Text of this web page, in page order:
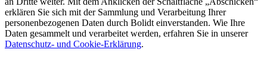
erklären Sie sich mit der Sammlung und Verarbeitung Ihrer
personenbezogenen Daten durch Bolidt einverstanden. Wie Ihre
Daten gesammelt und verarbeitet werden, erfahren Sie in unserer
Datenschutz- und Cookie-Erklärung.